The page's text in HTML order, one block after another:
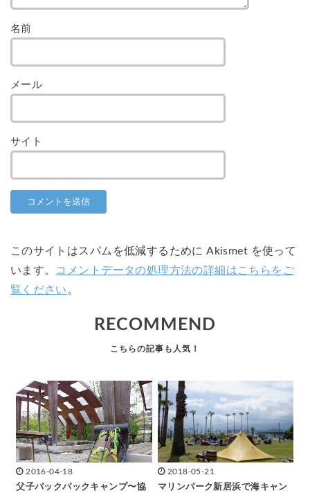
名前
メール
サイト
このサイトはスパムを低減するために Akismet を使って
います。 コメントデータの処理方法の詳細はこちらをご
覧ください 。
RECOMMEND
2016-04-18
父子バックパックキャンプ〜協
2018-05-21
マリンパーク新居浜で海キャン